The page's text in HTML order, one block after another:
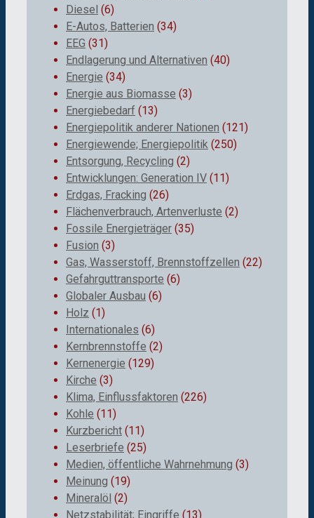
Diesel (6)
E-Autos, Batterien (34)
EEG (31)
Endlagerung und Alternativen (40)
Energie (34)
Energie aus Biomasse (3)
Energiebedarf (13)
Energiepolitik anderer Nationen (121)
Energiewende; Energiepolitik (250)
Entsorgung, Recycling (2)
Entwicklungen: Generation IV (11)
Erdgas, Fracking (26)
Flächenverbrauch, Artenverluste (2)
Fossile Energieträger (35)
Fusion (3)
Gas, Wasserstoff, Brennstoffzellen (22)
Gefahrguttransporte (6)
Globaler Ausbau (6)
Holz (1)
Internationales (6)
Kernbrennstoffe (2)
Kernenergie (129)
Kirche (3)
Klima, Einflussfaktoren (226)
Kohle (11)
Kurzbericht (11)
Leserbriefe (25)
Medien, öffentliche Wahrnehmung (3)
Meinung (19)
Mineralöl (2)
Netzstabilität; Eingriffe (13)